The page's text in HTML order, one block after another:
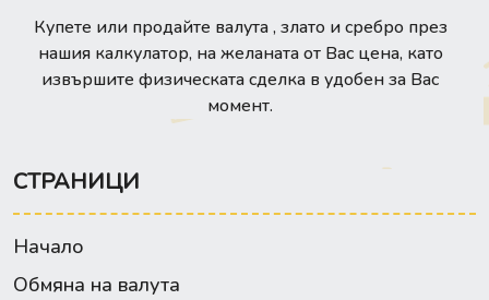
Купете или продайте валута , злато и сребро през
нашия калкулатор, на желаната от Вас цена, като
извършите физическата сделка в удобен за Вас
момент.
СТРАНИЦИ
Начало
Обмяна на валута